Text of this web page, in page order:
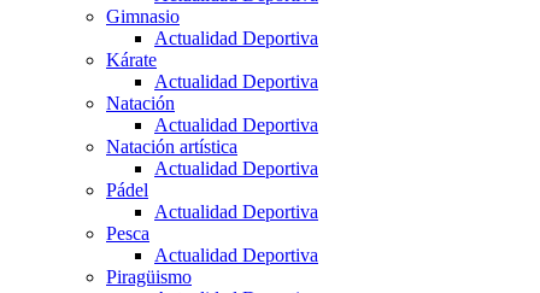
Gimnasio
Actualidad Deportiva
Kárate
Actualidad Deportiva
Natación
Actualidad Deportiva
Natación artística
Actualidad Deportiva
Pádel
Actualidad Deportiva
Pesca
Actualidad Deportiva
Piragüismo